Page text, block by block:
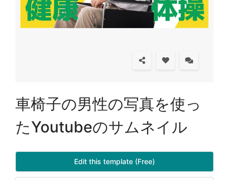
車椅子の男性の写真を使っ
たYoutubeのサムネイル
Edit this template (Free)